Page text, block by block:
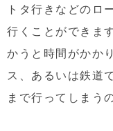
トタ行きなどのロ
行くことができま
かうと時間がかか
ス、あるいは鉄道
まで行ってしまう